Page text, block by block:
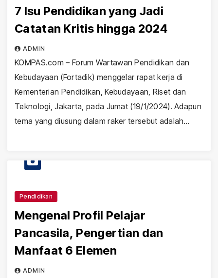
7 Isu Pendidikan yang Jadi
Catatan Kritis hingga 2024
ADMIN
KOMPAS.com – Forum Wartawan Pendidikan dan
Kebudayaan (Fortadik) menggelar rapat kerja di
Kementerian Pendidikan, Kebudayaan, Riset dan
Teknologi, Jakarta, pada Jumat (19/1/2024). Adapun
tema yang diusung dalam raker tersebut adalah…
Pendidikan
Mengenal Profil Pelajar
Pancasila, Pengertian dan
Manfaat 6 Elemen
ADMIN